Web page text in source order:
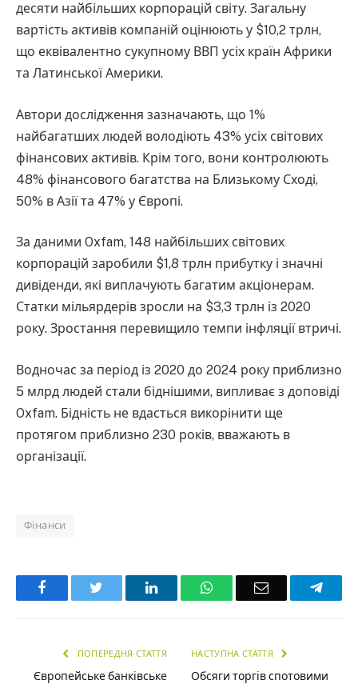
десяти найбільших корпорацій світу. Загальну
вартість активів компаній оцінюють у $10,2 трлн,
що еквівалентно сукупному ВВП усіх країн Африки
та Латинської Америки.
Автори дослідження зазначають, що 1%
найбагатших людей володіють 43% усіх світових
фінансових активів. Крім того, вони контролюють
48% фінансового багатства на Близькому Сході,
50% в Азії та 47% у Європі.
За даними Oxfam, 148 найбільших світових
корпорацій заробили $1,8 трлн прибутку і значні
дивіденди, які виплачують багатим акціонерам.
Статки мільярдерів зросли на $3,3 трлн із 2020
року. Зростання перевищило темпи інфляції втричі.
Водночас за період із 2020 до 2024 року приблизно
5 млрд людей стали біднішими, випливає з доповіді
Oxfam. Бідність не вдасться викорінити ще
протягом приблизно 230 років, вважають в
організації.
Фінанси
Facebook LinkedInWhatsAppEmail
ПОПЕРЕДНЯ СТАТТЯ
Європейське банківське
НАСТУПНА СТАТТЯ
Обсяги торгів спотовими